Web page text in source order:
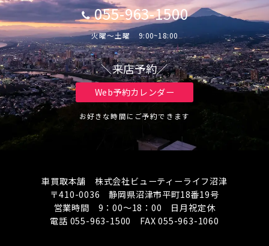
055-963-1500
火曜～土曜 9:00~18:00
＼来店予約／
Web予約カレンダー
お好きな時間にご予約できます
車買取本舗 株式会社ビューティーライフ沼津
〒410-0036 静岡県沼津市平町18番19号
営業時間 9：00～18：00 日月祝定休
電話 055-963-1500 FAX 055-963-1060